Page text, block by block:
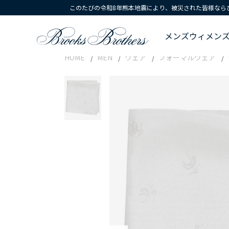
このたびの令和8年熊本地震により、被災された皆様な
メンズウィメン
HOME MEN ウェア フォーマルウェア